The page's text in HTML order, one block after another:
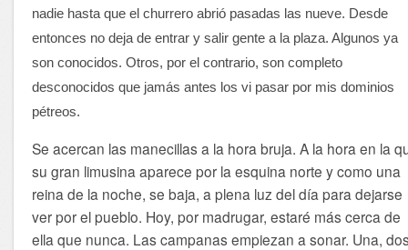
nadie hasta que el churrero abrió pasadas las nueve. Desde
entonces no deja de entrar y salir gente a la plaza. Algunos ya
son conocidos. Otros, por el contrario, son completo
desconocidos que jamás antes los vi pasar por mis dominios
pétreos.
Se acercan las manecillas a la hora bruja. A la hora en la
su gran limusina aparece por la esquina norte y como una
reina de la noche, se baja, a plena luz del día para dejarse
ver por el pueblo. Hoy, por madrugar, estaré más cerca de
ella que nunca. Las campanas empiezan a sonar. Una,